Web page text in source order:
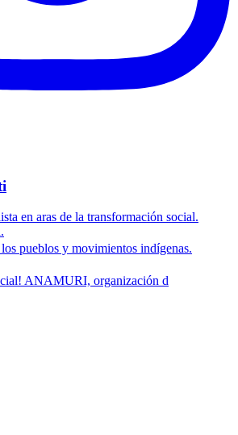
en aras de la transformación social.
pueblos y movimientos indígenas.
ANAMURI, organización d